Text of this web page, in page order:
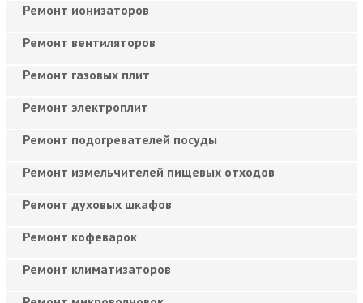
Ремонт ионизаторов
Ремонт вентиляторов
Ремонт газовых плит
Ремонт электроплит
Ремонт подогревателей посуды
Ремонт измельчителей пищевых отходов
Ремонт духовых шкафов
Ремонт кофеварок
Ремонт климатизаторов